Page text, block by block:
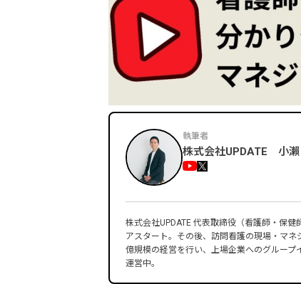
執筆者
株式会社UPDATE 小瀨
株式会社UPDATE 代表取締役（看護師・保
アスタート。その後、訪問看護の現場・マ
億規模の経営を行い、上場企業へのグルー
運営中。